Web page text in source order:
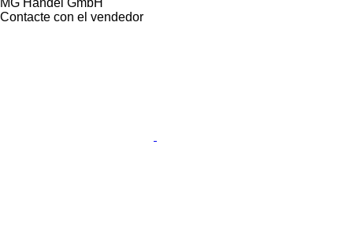
MG Handel GmbH
Contacte con el vendedor